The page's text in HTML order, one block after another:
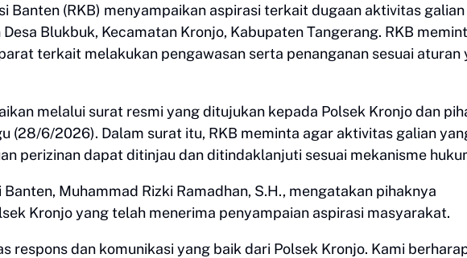
Banten (RKB) menyampaikan aspirasi terkait dugaan aktivitas
Blukbuk, Kecamatan Kronjo, Kabupaten Tangerang. RKB
terkait melakukan pengawasan serta penanganan sesuai aturan
melalui surat resmi yang ditujukan kepada Polsek Kronjo dan
(28/6/2026). Dalam surat itu, RKB meminta agar aktivitas galian
perizinan dapat ditinjau dan ditindaklanjuti sesuai mekanisme
Muhammad Rizki Ramadhan, S.H., mengatakan pihaknya
Kronjo yang telah menerima penyampaian aspirasi masyarakat.
respons dan komunikasi yang baik dari Polsek Kronjo. Kami